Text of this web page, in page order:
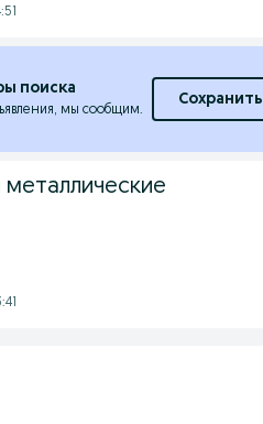
поиска
мы сообщим.
Сохранить